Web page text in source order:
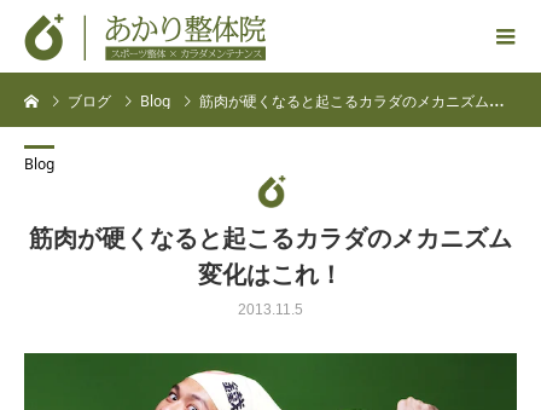
ブログ Blog 筋肉が硬くなると起こるカラダのメカニズム変化はこれ！
Blog
筋肉が硬くなると起こるカラダのメカニズム
変化はこれ！
2013.11.5